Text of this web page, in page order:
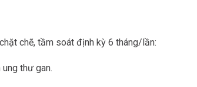
chẽ, tầm soát định kỳ 6 tháng/lần:
thư gan.